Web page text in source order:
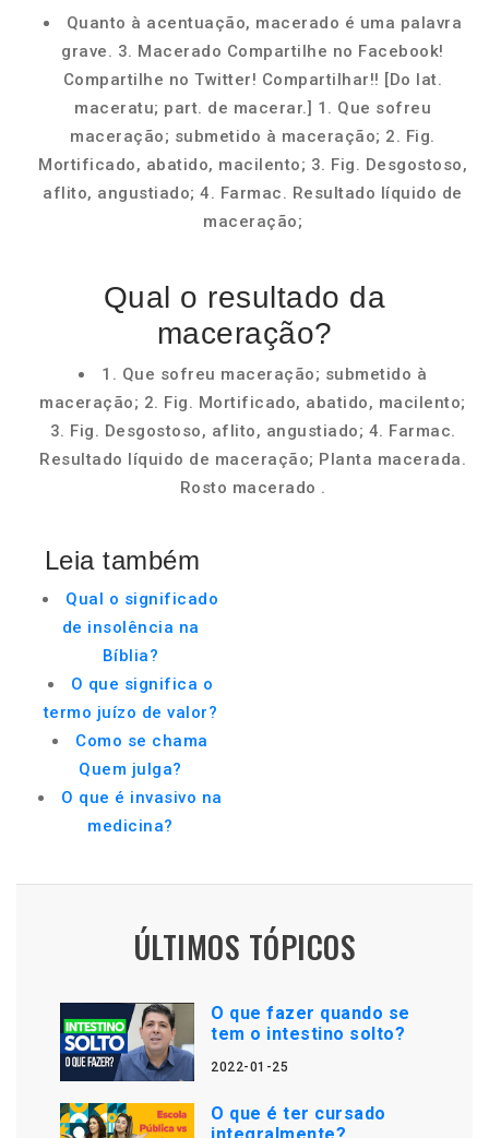
Quanto à acentuação, macerado é uma palavra
grave. 3. Macerado Compartilhe no Facebook!
Compartilhe no Twitter! Compartilhar!! [Do lat.
maceratu; part. de macerar.] 1. Que sofreu
maceração; submetido à maceração; 2. Fig.
Mortificado, abatido, macilento; 3. Fig. Desgostoso,
aflito, angustiado; 4. Farmac. Resultado líquido de
maceração;
Qual o resultado da
maceração?
1. Que sofreu maceração; submetido à
maceração; 2. Fig. Mortificado, abatido, macilento;
3. Fig. Desgostoso, aflito, angustiado; 4. Farmac.
Resultado líquido de maceração; Planta macerada.
Rosto macerado .
Leia também
Qual o significado
de insolência na
Bíblia?
O que significa o
termo juízo de valor?
Como se chama
Quem julga?
O que é invasivo na
medicina?
ÚLTIMOS TÓPICOS
O que fazer quando se
tem o intestino solto?
2022-01-25
O que é ter cursado